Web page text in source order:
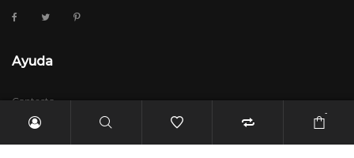
Ayuda
Contacto
Devoluciones
-